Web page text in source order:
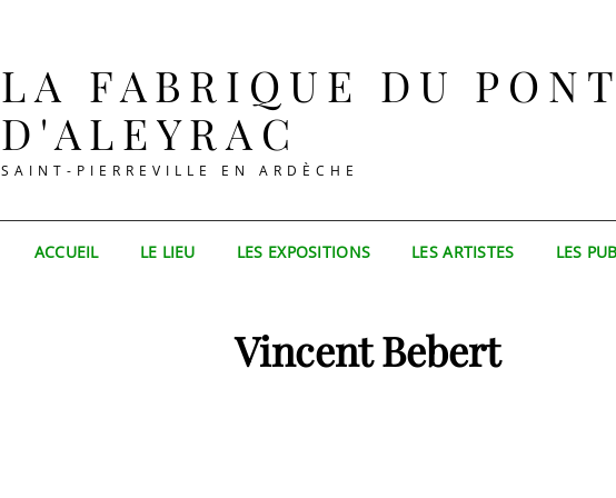
LA FABRIQUE DU PONT
D'ALEYRAC
SAINT-PIERREVILLE EN ARDÈCHE
ACCUEIL LE LIEU LES EXPOSITIONS LES ARTISTES LES
Vincent Bebert